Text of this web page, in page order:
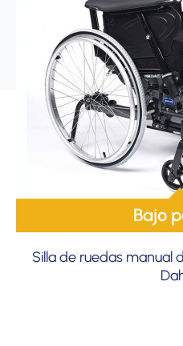
Bajo
Silla de ruedas manual